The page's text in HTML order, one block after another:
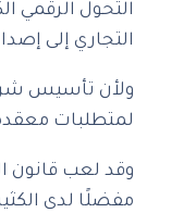
التحول الرقمي
التجاري إلى
ولأن تأسيس
لمتطلبات
وقد لعب قانون
مفضلًا لدى